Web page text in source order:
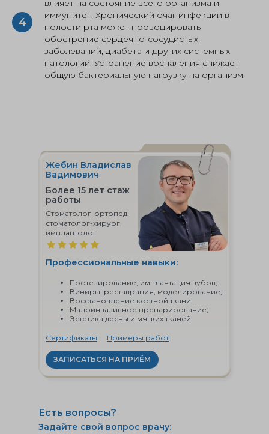
влияет на состояние всего организма и
иммунитет. Хронический очаг инфекции в
полости рта может провоцировать
обострение сердечно-сосудистых
заболеваний, диабета и других системных
патологий. Устранение воспаления снижает
общую бактериальную нагрузку на организм.
Жебин Владислав
Вадимович
Более 15 лет стаж
работы
Стоматолог-ортопед,
стоматолог-хирург,
имплантолог
Профессиональные навыки:
Протезирование, имплантация зубов;
Виниры, реставрация, моделирование;
Восстановление костной ткани;
Малоинвазивное препарирование;
Эстетика десны и мягких тканей;
Сертификаты Примеры работ
ЗАПИСАТЬСЯ НА ПРИЁМ
Задайте свой вопрос врачу:
Есть вопросы?